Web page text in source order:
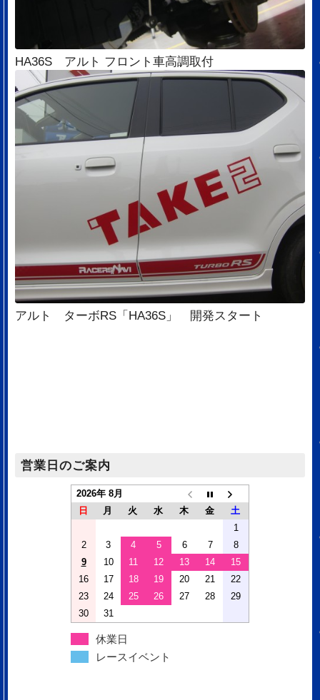
HA36S アルト フロント車高調取付
アルト ターボRS「HA36S」 開発スタート
営業日のご案内
2026年 8月
日
月 火 水 木 金
土
1
2
3 4 5 6 7
8
9
10 11 12 13 14
15
16
17 18 19 20 21
22
23
24 25 26 27 28
29
30
31
休業日
レースイベント